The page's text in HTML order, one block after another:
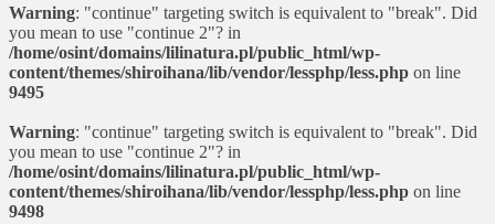
Warning: "continue" targeting switch is equivalent to "break". Did
you mean to use "continue 2"? in
/home/osint/domains/lilinatura.pl/public_html/wp-
content/themes/shiroihana/lib/vendor/lessphp/less.php on line
9495
Warning: "continue" targeting switch is equivalent to "break". Did
you mean to use "continue 2"? in
/home/osint/domains/lilinatura.pl/public_html/wp-
content/themes/shiroihana/lib/vendor/lessphp/less.php on line
9498